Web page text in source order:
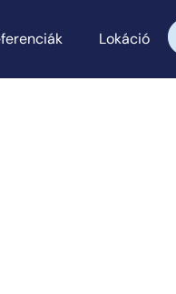
Lokáció